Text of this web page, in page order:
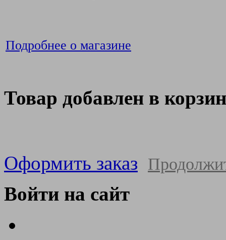
Подробнее о магазине
Товар добавлен в
Оформить заказ
Войти на сайт